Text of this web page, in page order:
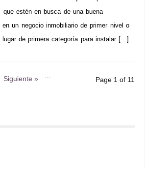
que estén en busca de una buena
en un negocio inmobiliario de primer nivel o
de primera categoría para instalar […]
…
Siguiente » Page 1 of 11